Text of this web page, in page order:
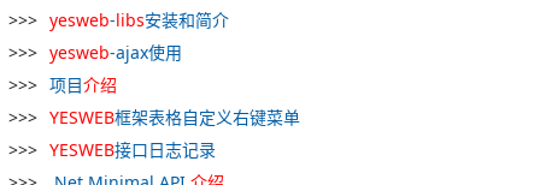
yesweb-libs安装和简介
yesweb-ajax使用
项目介绍
YESWEB框架表格自定义右键菜单
YESWEB接口日志记录